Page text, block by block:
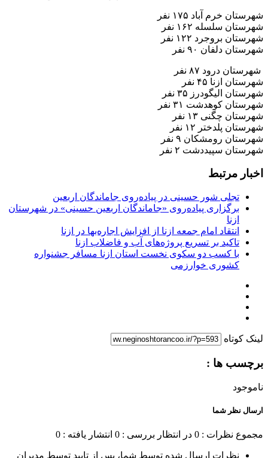
شهرستان خرم آباد ۱۷۵ نفر
شهرستان سلسله ۱۶۲ نفر
شهرستان بروجرد ۱۲۲ نفر
شهرستان دلفان ۹۰ نفر
شهرستان درود ۸۷ نفر
شهرستان ازنا ۴۵ نفر
شهرستان الیگودرز ۳۵ نفر
شهرستان کوهدشت ۳۱ نفر
شهرستان چگنی ۱۳ نفر
شهرستان پلدختر ۱۲ نفر
شهرستان رومشکان ۹ نفر
شهرستان سپیددشت ۲ نفر
اخبار مرتبط
تجلی شور حسینی در پیاده‌روی جاماندگان اربعین
برگزاری پیاده‌روی «جاماندگان اربعین حسینی» در شهرستان
ازنا
انتقاد امام جمعه ازنا از افزایش اجاره‌بها در ازنا
تاکید بر تسریع پروژه‌های آب و فاضلاب ازنا
با کسب دو سکوی نخست استان ازنا مسافر جشنواره
کشوری خوارزمی
لینک کوتاه
برچسب ها :
ناموجود
ارسال نظر شما
مجموع نظرات : 0 در انتظار بررسی : 0 انتشار یافته : 0
نظرات ارسال شده توسط شما، پس از تایید توسط مدیران